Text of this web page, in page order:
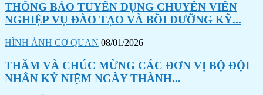
THÔNG BÁO TUYỂN DỤNG CHUYÊN VIÊN
NGHIỆP VỤ ĐÀO TẠO VÀ BỒI DƯỠNG KỸ...
HÌNH ẢNH CƠ QUAN 08/01/2026
THĂM VÀ CHÚC MỪNG CÁC ĐƠN VỊ BỘ ĐỘI
NHÂN KỶ NIỆM NGÀY THÀNH...